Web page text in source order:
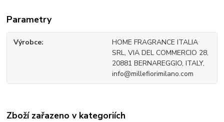
Parametry
Výrobce
HOME FRAGRANCE ITALIA
SRL, VIA DEL COMMERCIO 28,
20881 BERNAREGGIO, ITALY,
info@millefiorimilano.com
Zboží zařazeno v kategoriích